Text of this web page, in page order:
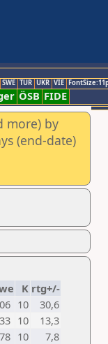
SWE TUR UKR VIE
ÖSB FIDE
more) by
(end-date)
K rtg+/-
10
30,6
10
13,3
10
7,8